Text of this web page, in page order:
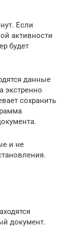
Если
активности
будет
данные
экстренно
сохранить
и не
документ.